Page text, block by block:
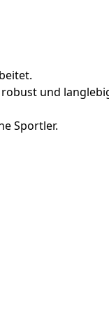
und
Sportler.